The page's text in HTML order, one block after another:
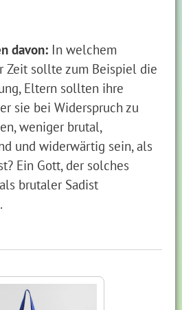
davon: In welchem
Zeit sollte zum Beispiel die
Eltern sollten ihre
sie bei Widerspruch zu
weniger brutal,
und widerwärtig sein, als
Ein Gott, der solches
brutaler Sadist